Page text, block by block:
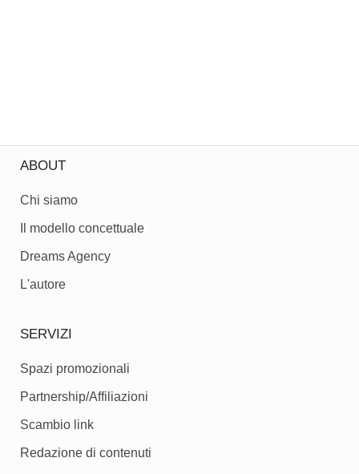
ABOUT
Chi siamo
Il modello concettuale
Dreams Agency
L'autore
SERVIZI
Spazi promozionali
Partnership/Affiliazioni
Scambio link
Redazione di contenuti